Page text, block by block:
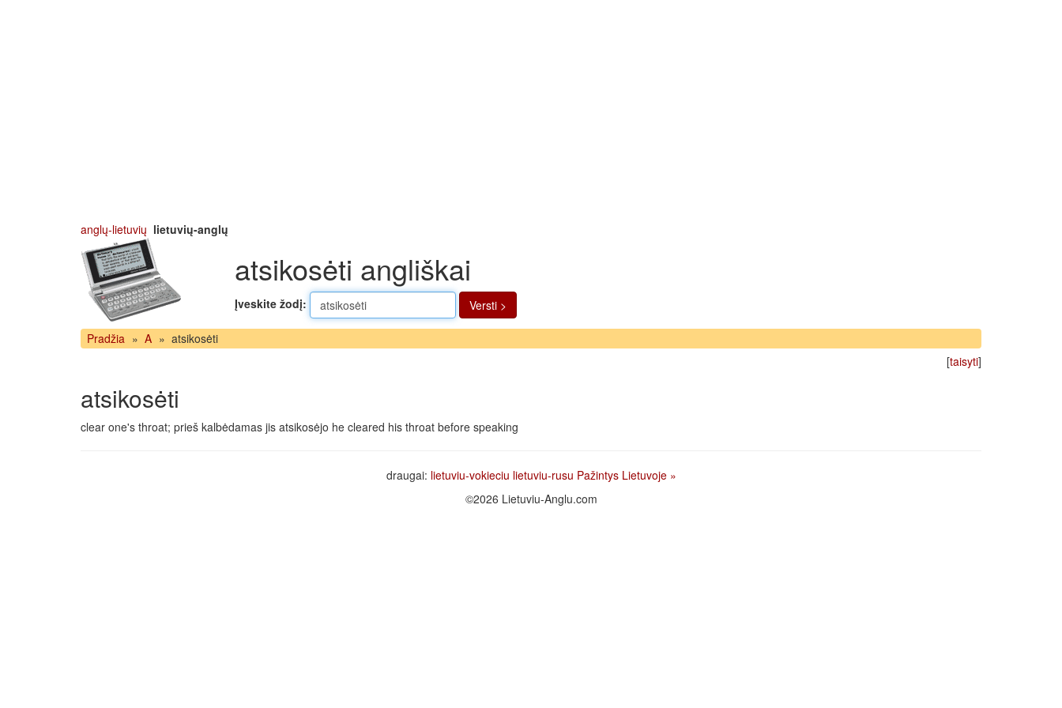
anglų-lietuvių lietuvių-anglų
atsikosėti angliškai
Įveskite žodį: Versti >
Pradžia » A » atsikosėti
[taisyti]
atsikosėti
clear one's throat; prieš kalbėdamas jis atsikosėjo he cleared his throat before speaking
draugai: lietuviu-vokieciu lietuviu-rusu Pažintys Lietuvoje »
©2026 Lietuviu-Anglu.com